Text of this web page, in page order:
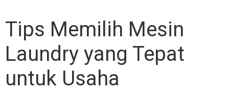
Tips Memilih Mesin
Laundry yang Tepat
untuk Usaha